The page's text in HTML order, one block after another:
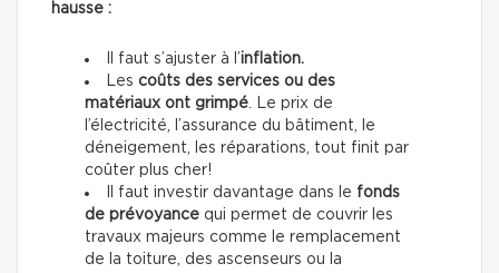
hausse :
Il faut s’ajuster à l’inflation.
Les coûts des services ou des
matériaux ont grimpé. Le prix de
l’électricité, l’assurance du bâtiment, le
déneigement, les réparations, tout finit par
coûter plus cher!
Il faut investir davantage dans le fonds
de prévoyance qui permet de couvrir les
travaux majeurs comme le remplacement
de la toiture, des ascenseurs ou la